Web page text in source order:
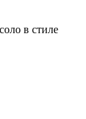
в стиле